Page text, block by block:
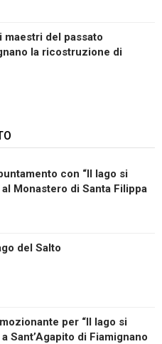
maestri del passato
la ricostruzione di
con “Il lago si
Monastero di Santa Filippa
del Salto
per “Il lago si
Sant’Agapito di Fiamignano